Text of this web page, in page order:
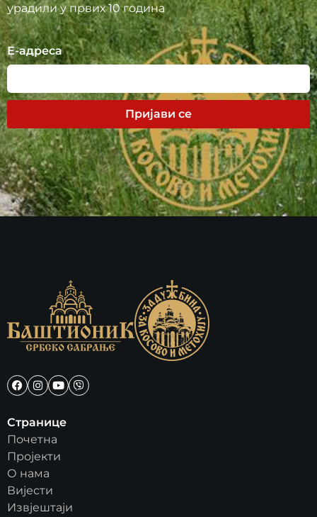
урадили у првих 10 година
Е-адреса
Пријави се
Странице
Почетна
Пројекти
О нама
Вијести
Извјештаји